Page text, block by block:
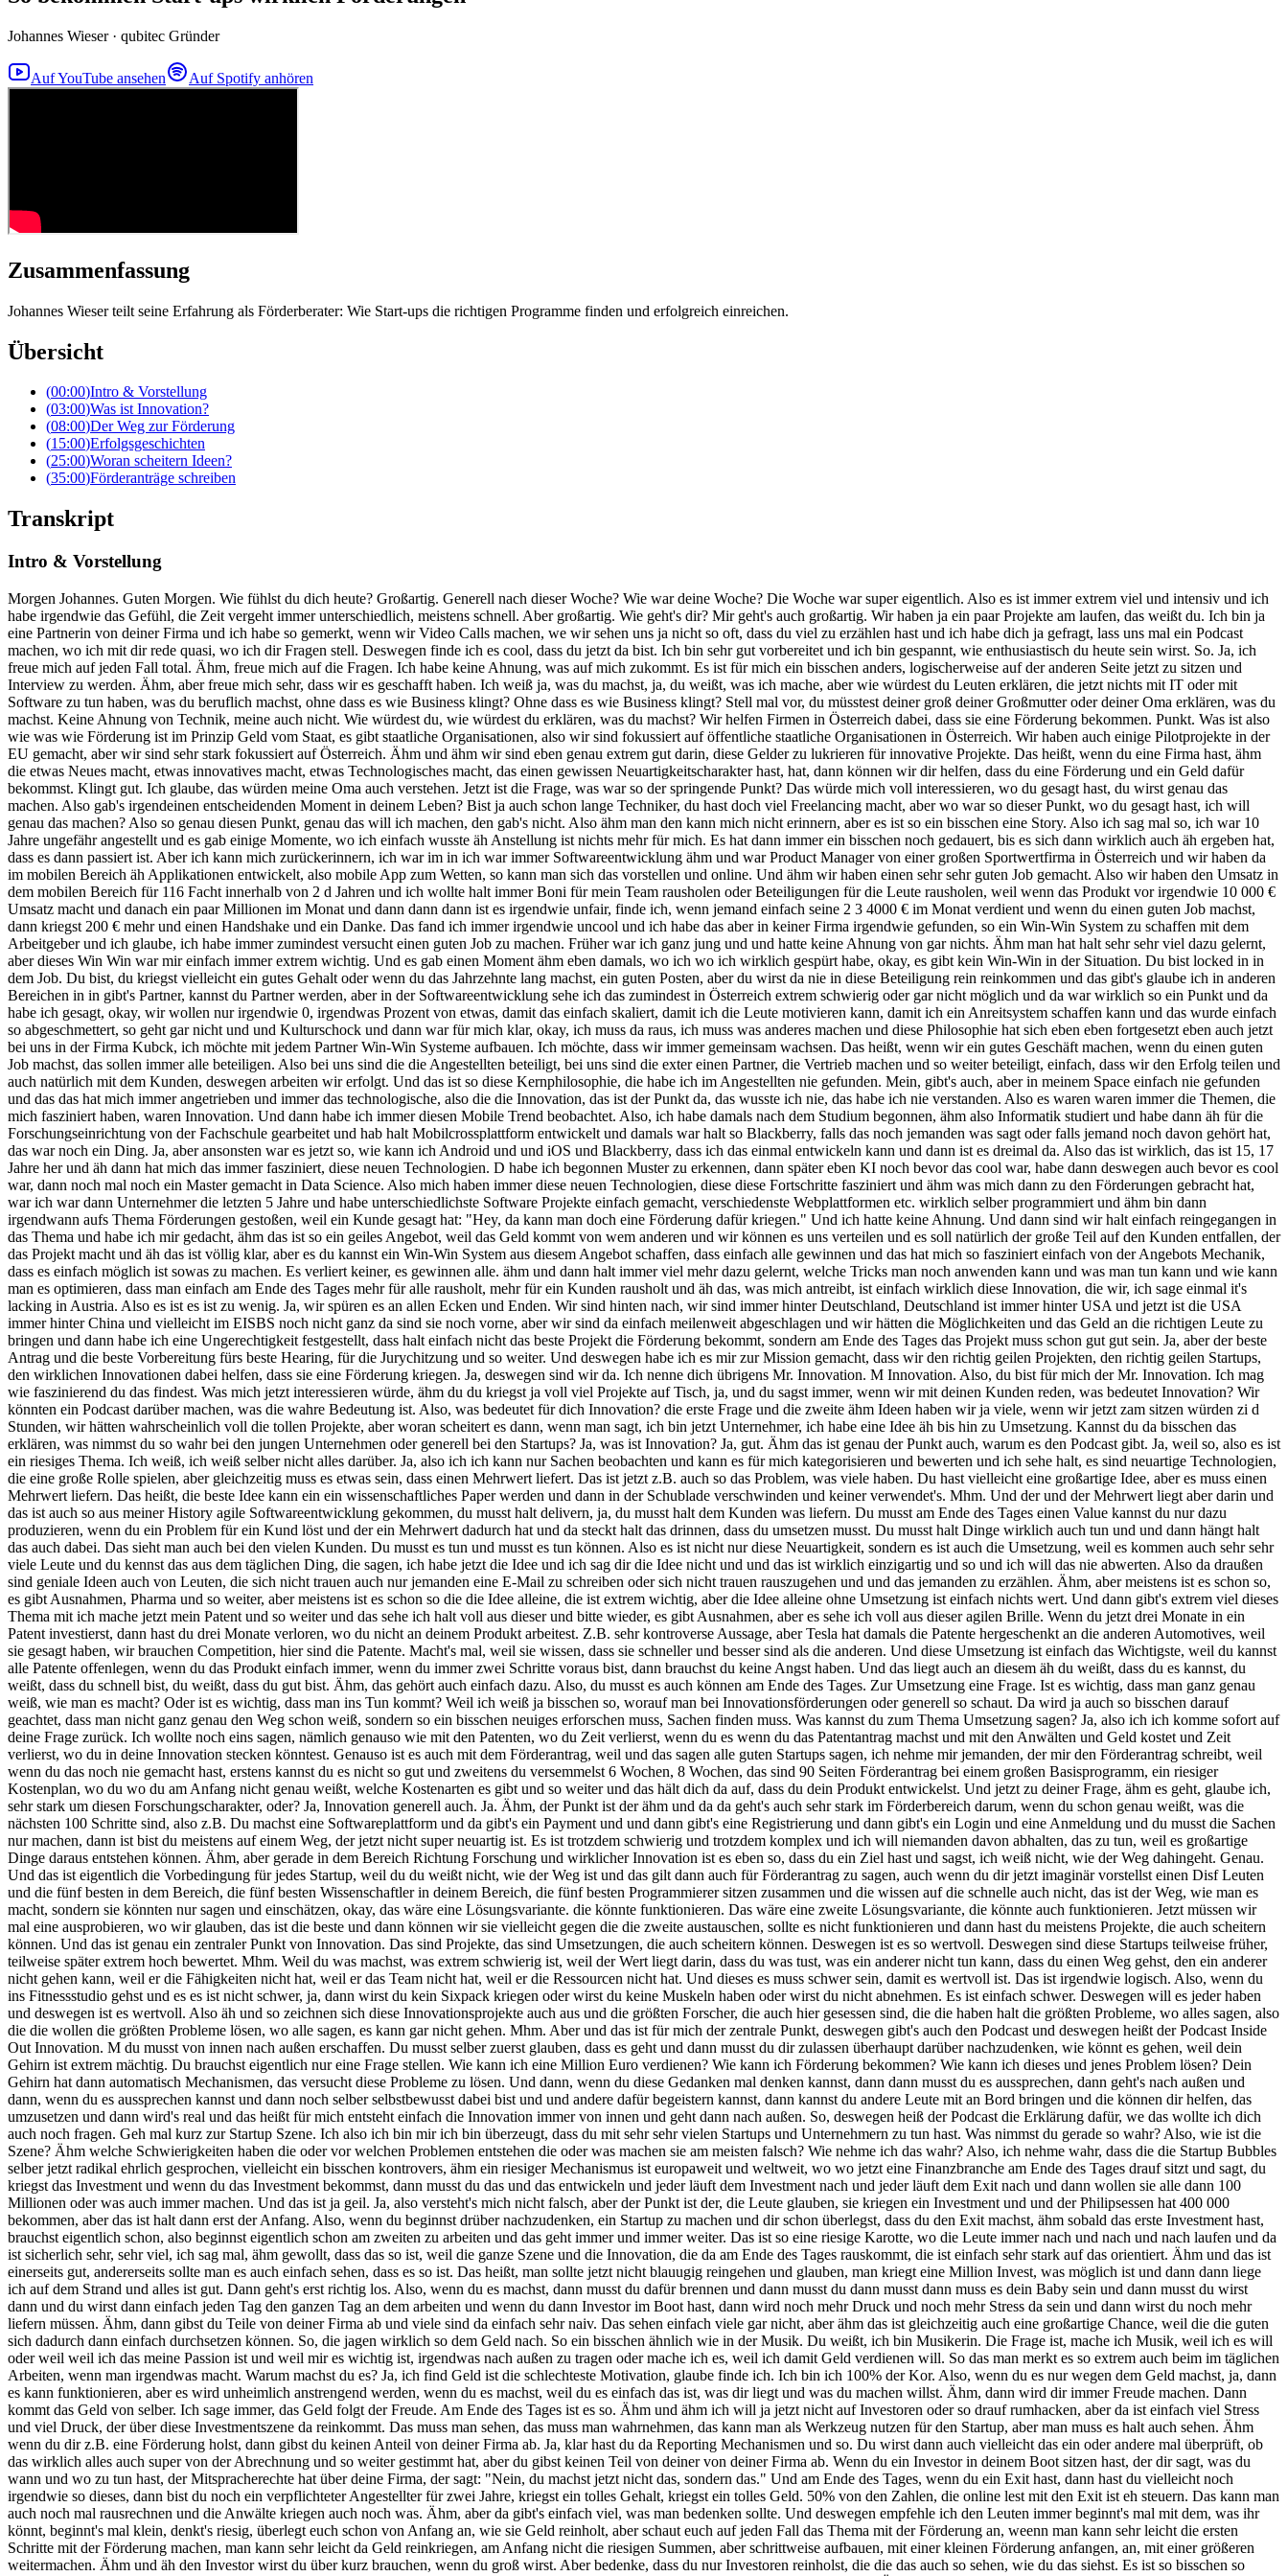
Johannes Wieser · qubitec Gründer
Auf YouTube ansehen Auf Spotify anhören
Zusammenfassung
Johannes Wieser teilt seine Erfahrung als Förderberater: Wie Start-ups die richtigen Programme finden und erfolgreich einreichen.
Übersicht
(00:00)Intro & Vorstellung
(03:00)Was ist Innovation?
(08:00)Der Weg zur Förderung
(15:00)Erfolgsgeschichten
(25:00)Woran scheitern Ideen?
(35:00)Förderanträge schreiben
Transkript
Intro & Vorstellung
Morgen Johannes. Guten Morgen. Wie fühlst du dich heute? Großartig. Generell nach dieser Woche? Wie war deine Woche? Die Woche war super eigentlich. Also es ist immer extrem viel und intensiv und ich habe irgendwie das Gefühl, die Zeit vergeht immer unterschiedlich, meistens schnell. Aber großartig. Wie geht's dir? Mir geht's auch großartig. Wir haben ja ein paar Projekte am laufen, das weißt du. Ich bin ja eine Partnerin von deiner Firma und ich habe so gemerkt, wenn wir Video Calls machen, we wir sehen uns ja nicht so oft, dass du viel zu erzählen hast und ich habe dich ja gefragt, lass uns mal ein Podcast machen, wo ich mit dir rede quasi, wo ich dir Fragen stell. Deswegen finde ich es cool, dass du jetzt da bist. Ich bin sehr gut vorbereitet und ich bin gespannt, wie enthusiastisch du heute sein wirst. So. Ja, ich freue mich auf jeden Fall total. Ähm, freue mich auf die Fragen. Ich habe keine Ahnung, was auf mich zukommt. Es ist für mich ein bisschen anders, logischerweise auf der anderen Seite jetzt zu sitzen und Interview zu werden. Ähm, aber freue mich sehr, dass wir es geschafft haben. Ich weiß ja, was du machst, ja, du weißt, was ich mache, aber wie würdest du Leuten erklären, die jetzt nichts mit IT oder mit Software zu tun haben, was du beruflich machst, ohne dass es wie Business klingt? Ohne dass es wie Business klingt? Stell mal vor, du müsstest deiner groß deiner Großmutter oder deiner Oma erklären, was du machst. Keine Ahnung von Technik, meine auch nicht. Wie würdest du, wie würdest du erklären, was du machst? Wir helfen Firmen in Österreich dabei, dass sie eine Förderung bekommen. Punkt. Was ist also wie was wie Förderung ist im Prinzip Geld vom Staat, es gibt staatliche Organisationen, also wir sind fokussiert auf öffentliche staatliche Organisationen in Österreich. Wir haben auch einige Pilotprojekte in der EU gemacht, aber wir sind sehr stark fokussiert auf Österreich. Ähm und ähm wir sind eben genau extrem gut darin, diese Gelder zu lukrieren für innovative Projekte. Das heißt, wenn du eine Firma hast, ähm die etwas Neues macht, etwas innovatives macht, etwas Technologisches macht, das einen gewissen Neuartigkeitscharakter hast, hat, dann können wir dir helfen, dass du eine Förderung und ein Geld dafür bekommst. Klingt gut. Ich glaube, das würden meine Oma auch verstehen. Jetzt ist die Frage, was war so der springende Punkt? Das würde mich voll interessieren, wo du gesagt hast, du wirst genau das machen. Also gab's irgendeinen entscheidenden Moment in deinem Leben? Bist ja auch schon lange Techniker, du hast doch viel Freelancing macht, aber wo war so dieser Punkt, wo du gesagt hast, ich will genau das machen? Also so genau diesen Punkt, genau das will ich machen, den gab's nicht. Also ähm man den kann mich nicht erinnern, aber es ist so ein bisschen eine Story. Also ich sag mal so, ich war 10 Jahre ungefähr angestellt und es gab einige Momente, wo ich einfach wusste äh Anstellung ist nichts mehr für mich. Es hat dann immer ein bisschen noch gedauert, bis es sich dann wirklich auch äh ergeben hat, dass es dann passiert ist. Aber ich kann mich zurückerinnern, ich war im in ich war immer Softwareentwicklung ähm und war Product Manager von einer großen Sportwertfirma in Österreich und wir haben da im mobilen Bereich äh Applikationen entwickelt, also mobile App zum Wetten, so kann man sich das vorstellen und online. Und ähm wir haben einen sehr sehr guten Job gemacht. Also wir haben den Umsatz in dem mobilen Bereich für 116 Facht innerhalb von 2 d Jahren und ich wollte halt immer Boni für mein Team rausholen oder Beteiligungen für die Leute rausholen, weil wenn das Produkt vor irgendwie 10 000 € Umsatz macht und danach ein paar Millionen im Monat und dann dann dann ist es irgendwie unfair, finde ich, wenn jemand einfach seine 2 3 4000 € im Monat verdient und wenn du einen guten Job machst, dann kriegst 200 € mehr und einen Handshake und ein Danke. Das fand ich immer irgendwie uncool und ich habe das aber in keiner Firma irgendwie gefunden, so ein Win-Win System zu schaffen mit dem Arbeitgeber und ich glaube, ich habe immer zumindest versucht einen guten Job zu machen. Früher war ich ganz jung und und hatte keine Ahnung von gar nichts. Ähm man hat halt sehr sehr viel dazu gelernt, aber dieses Win Win war mir einfach immer extrem wichtig. Und es gab einen Moment ähm eben damals, wo ich wo ich wirklich gespürt habe, okay, es gibt kein Win-Win in der Situation. Du bist locked in in dem Job. Du bist, du kriegst vielleicht ein gutes Gehalt oder wenn du das Jahrzehnte lang machst, ein guten Posten, aber du wirst da nie in diese Beteiligung rein reinkommen und das gibt's glaube ich in anderen Bereichen in in gibt's Partner, kannst du Partner werden, aber in der Softwareentwicklung sehe ich das zumindest in Österreich extrem schwierig oder gar nicht möglich und da war wirklich so ein Punkt und da habe ich gesagt, okay, wir wollen nur irgendwie 0, irgendwas Prozent von etwas, damit das einfach skaliert, damit ich die Leute motivieren kann, damit ich ein Anreitsystem schaffen kann und das wurde einfach so abgeschmettert, so geht gar nicht und und Kulturschock und dann war für mich klar, okay, ich muss da raus, ich muss was anderes machen und diese Philosophie hat sich eben eben fortgesetzt eben auch jetzt bei uns in der Firma Kubck, ich möchte mit jedem Partner Win-Win Systeme aufbauen. Ich möchte, dass wir immer gemeinsam wachsen. Das heißt, wenn wir ein gutes Geschäft machen, wenn du einen guten Job machst, das sollen immer alle beteiligen. Also bei uns sind die die Angestellten beteiligt, bei uns sind die exter einen Partner, die Vertrieb machen und so weiter beteiligt, einfach, dass wir den Erfolg teilen und auch natürlich mit dem Kunden, deswegen arbeiten wir erfolgt. Und das ist so diese Kernphilosophie, die habe ich im Angestellten nie gefunden. Mein, gibt's auch, aber in meinem Space einfach nie gefunden und das das hat mich immer angetrieben und immer das technologische, also die die Innovation, das ist der Punkt da, das wusste ich nie, das habe ich nie verstanden. Also es waren waren immer die Themen, die mich fasziniert haben, waren Innovation. Und dann habe ich immer diesen Mobile Trend beobachtet. Also, ich habe damals nach dem Studium begonnen, ähm also Informatik studiert und habe dann äh für die Forschungseinrichtung von der Fachschule gearbeitet und hab halt Mobilcrossplattform entwickelt und damals war halt so Blackberry, falls das noch jemanden was sagt oder falls jemand noch davon gehört hat, das war noch ein Ding. Ja, aber ansonsten war es jetzt so, wie kann ich Android und und iOS und Blackberry, dass ich das einmal entwickeln kann und dann ist es dreimal da. Also das ist wirklich, das ist 15, 17 Jahre her und äh dann hat mich das immer fasziniert, diese neuen Technologien. D habe ich begonnen Muster zu erkennen, dann später eben KI noch bevor das cool war, habe dann deswegen auch bevor es cool war, dann noch mal noch ein Master gemacht in Data Science. Also mich haben immer diese neuen Technologien, diese diese Fortschritte fasziniert und ähm was mich dann zu den Förderungen gebracht hat, war ich war dann Unternehmer die letzten 5 Jahre und habe unterschiedlichste Software Projekte einfach gemacht, verschiedenste Webplattformen etc. wirklich selber programmiert und ähm bin dann irgendwann aufs Thema Förderungen gestoßen, weil ein Kunde gesagt hat: "Hey, da kann man doch eine Förderung dafür kriegen." Und ich hatte keine Ahnung. Und dann sind wir halt einfach reingegangen in das Thema und habe ich mir gedacht, ähm das ist so ein geiles Angebot, weil das Geld kommt von wem anderen und wir können es uns verteilen und es soll natürlich der große Teil auf den Kunden entfallen, der das Projekt macht und äh das ist völlig klar, aber es du kannst ein Win-Win System aus diesem Angebot schaffen, dass einfach alle gewinnen und das hat mich so fasziniert einfach von der Angebots Mechanik, dass es einfach möglich ist sowas zu machen. Es verliert keiner, es gewinnen alle. ähm und dann halt immer viel mehr dazu gelernt, welche Tricks man noch anwenden kann und was man tun kann und wie kann man es optimieren, dass man einfach am Ende des Tages mehr für alle rausholt, mehr für ein Kunden rausholt und äh das, was mich antreibt, ist einfach wirklich diese Innovation, die wir, ich sage einmal it's lacking in Austria. Also es ist es ist zu wenig. Ja, wir spüren es an allen Ecken und Enden. Wir sind hinten nach, wir sind immer hinter Deutschland, Deutschland ist immer hinter USA und jetzt ist die USA immer hinter China und vielleicht im EISBS noch nicht ganz da sind sie noch vorne, aber wir sind da einfach meilenweit abgeschlagen und wir hätten die Möglichkeiten und das Geld an die richtigen Leute zu bringen und dann habe ich eine Ungerechtigkeit festgestellt, dass halt einfach nicht das beste Projekt die Förderung bekommt, sondern am Ende des Tages das Projekt muss schon gut gut sein. Ja, aber der beste Antrag und die beste Vorbereitung fürs beste Hearing, für die Jurychitzung und so weiter. Und deswegen habe ich es mir zur Mission gemacht, dass wir den richtig geilen Projekten, den richtig geilen Startups, den wirklichen Innovationen dabei helfen, dass sie eine Förderung kriegen. Ja, deswegen sind wir da. Ich nenne dich übrigens Mr. Innovation. M Innovation. Also, du bist für mich der Mr. Innovation. Ich mag wie faszinierend du das findest. Was mich jetzt interessieren würde, ähm du du kriegst ja voll viel Projekte auf Tisch, ja, und du sagst immer, wenn wir mit deinen Kunden reden, was bedeutet Innovation? Wir könnten ein Podcast darüber machen, was die wahre Bedeutung ist. Also, was bedeutet für dich Innovation? die erste Frage und die zweite ähm Ideen haben wir ja viele, wenn wir jetzt zam sitzen würden zi d Stunden, wir hätten wahrscheinlich voll die tollen Projekte, aber woran scheitert es dann, wenn man sagt, ich bin jetzt Unternehmer, ich habe eine Idee äh bis hin zu Umsetzung. Kannst du da bi